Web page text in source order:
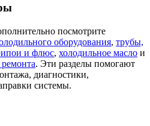
посмотрите
оборудования, трубы,
и флюс, холодильное масло и
. Эти разделы помогают
диагностики,
системы.